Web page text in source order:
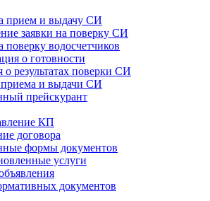
прием и выдачу СИ
заявки на поверку СИ
поверку водосчетчиков
о готовности
о результатах поверки СИ
и выдачи СИ
прейскурант
КП
договора
формы документов
услуги
документов